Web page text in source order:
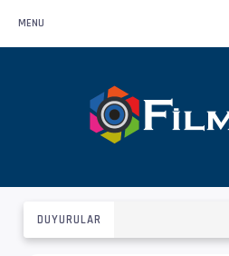
MENU
DUYURULAR